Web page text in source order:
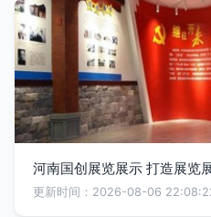
河南国创展览展示 打造展览
更新时间：2026-08-06